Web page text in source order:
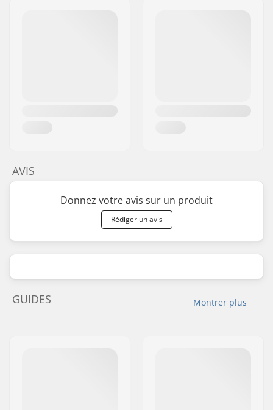
AVIS
Donnez votre avis sur un produit
Rédiger un avis
Montrer plus
GUIDES